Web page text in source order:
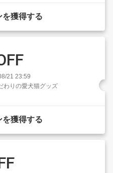
を獲得する
21 23:59
わりの愛犬猫グッズ
を獲得する